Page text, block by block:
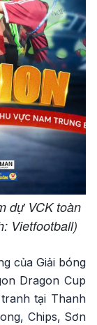
dự VCK toàn
Vietfootball)
của Giải bóng
Dragon Cup
tại Thanh
Chips, Sơn